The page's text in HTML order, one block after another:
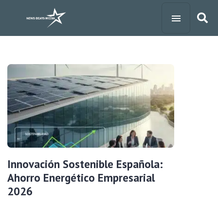
Innovación Sostenible Española:
Ahorro Energético Empresarial
2026